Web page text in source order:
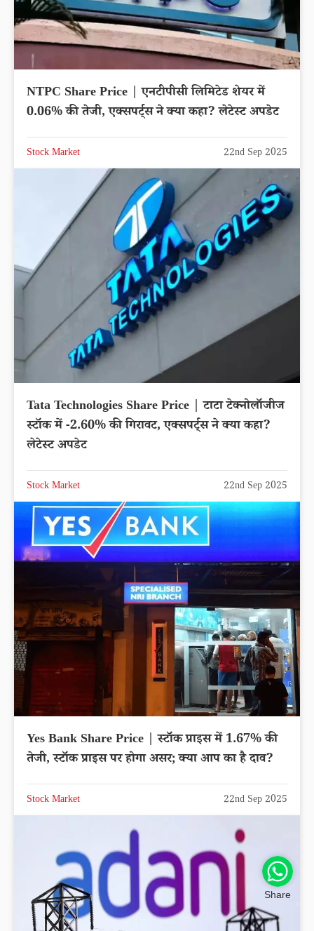
NTPC Share Price | एनटीपीसी लिमिटेड शेयर में
0.06% की तेजी, एक्सपर्ट्स ने क्या कहा? लेटेस्ट अपडेट
Stock Market 22nd Sep 2025
Tata Technologies Share Price | टाटा टेक्नोलॉजीज
स्टॉक में -2.60% की गिरावट, एक्सपर्ट्स ने क्या कहा?
लेटेस्ट अपडेट
Stock Market 22nd Sep 2025
Yes Bank Share Price | स्टॉक प्राइस में 1.67% की
तेजी, स्टॉक प्राइस पर होगा असर; क्या आप का है दाव?
Stock Market 22nd Sep 2025
Share